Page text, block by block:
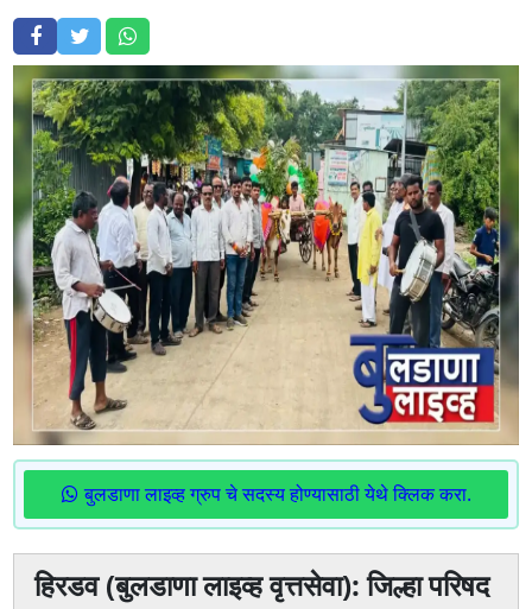
बुलडाणा लाइव्ह ग्रुप चे सदस्य होण्यासाठी येथे क्लिक करा.
हिरडव (बुलडाणा लाइव्ह वृत्तसेवा): जिल्हा परिषद